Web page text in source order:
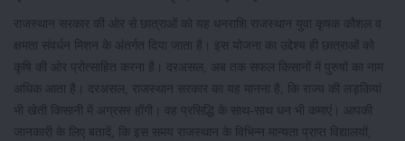
राजस्थान सरकार की ओर से छात्राओं को यह धनराशि राजस्थान युवा कृषक कौशल व
क्षमता संवर्धन मिशन के अंतर्गत दिया जाता है। इस योजना का उद्देश्य ही छात्राओं को
कृषि की ओर प्रोत्साहित करना है। दरअसल, अब तक सफल किसानों में पुरुषों का नाम
अधिक आता है। दरअसल, राजस्थान सरकार का यह मानना है, कि राज्य की लड़कियां
भी खेती किसानी में अग्रसर होंगी। वह प्रसिद्धि के साथ-साथ धन भी कमाएं। आपकी
जानकारी के लिए बतादें, कि इस समय राजस्थान के विभिन्न मान्यता प्राप्त विद्यालयों,